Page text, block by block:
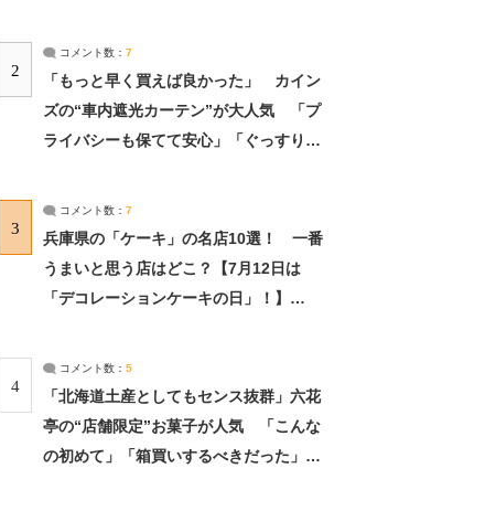
2
コメント数： 7
「もっと早く買えば良かった」 カイン
ズの“車内遮光カーテン”が大人気 「プ
ライバシーも保てて安心」「ぐっすり眠
3
コメント数： 7
兵庫県の「ケーキ」の名店10選！ 一番
うまいと思う店はどこ？【7月12日は
「デコレーションケーキの日」！】
4
コメント数： 5
「北海道土産としてもセンス抜群」六花
亭の“店舗限定”お菓子が人気 「こんな
の初めて」「箱買いするべきだった」